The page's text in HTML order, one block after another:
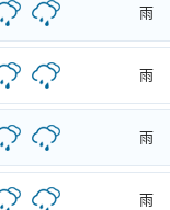
雨
雨
雨
雨